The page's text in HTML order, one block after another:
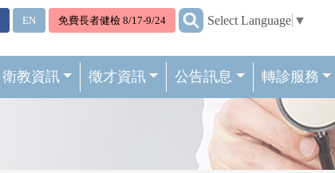
EN 免費長者健檢 8/17-9/24 ::: Select Language ▼
衛教資訊 徵才資訊 公告訊息 轉診服務